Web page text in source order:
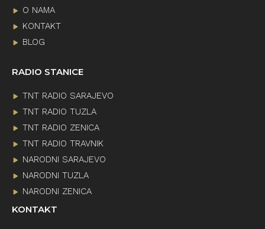
O NAMA
KONTAKT
BLOG
RADIO STANICE
TNT RADIO SARAJEVO
TNT RADIO TUZLA
TNT RADIO ZENICA
TNT RADIO TRAVNIK
NARODNI SARAJEVO
NARODNI TUZLA
NARODNI ZENICA
KONTAKT